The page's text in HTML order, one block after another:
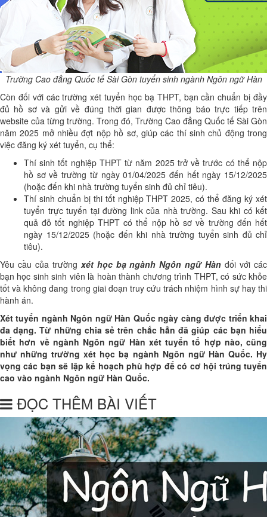
Trường Cao đẳng Quốc tế Sài Gòn tuyển sinh ngành Ngôn ngữ Hàn
Còn đối với các trường xét tuyển học bạ THPT, bạn cần chuẩn bị đầy
đủ hồ sơ và gửi về đúng thời gian được thông báo trực tiếp trên
website của từng trường. Trong đó, Trường Cao đẳng Quốc tế Sài Gòn
năm 2025 mở nhiều đợt nộp hồ sơ, giúp các thí sinh chủ động trong
việc đăng ký xét tuyển, cụ thể:
Thí sinh tốt nghiệp THPT từ năm 2025 trở về trước có thể nộp
hồ sơ về trường từ ngày 01/04/2025 đến hết ngày 15/12/2025
(hoặc đến khi nhà trường tuyển sinh đủ chỉ tiêu).
Thí sinh chuẩn bị thi tốt nghiệp THPT 2025, có thể đăng ký xét
tuyển trực tuyến tại đường link của nhà trường. Sau khi có kết
quả đỗ tốt nghiệp THPT có thể nộp hồ sơ về trường đến hết
ngày 15/12/2025 (hoặc đến khi nhà trường tuyển sinh đủ chỉ
tiêu).
Yêu cầu của trường xét học bạ ngành Ngôn ngữ Hàn đối với các
bạn học sinh sinh viên là hoàn thành chương trình THPT, có sức khỏe
tốt và không đang trong giai đoạn truy cứu trách nhiệm hình sự hay thi
hành án.
Xét tuyển ngành Ngôn ngữ Hàn Quốc ngày càng được triển khai
đa dạng. Từ những chia sẻ trên chắc hẳn đã giúp các bạn hiểu
biết hơn về ngành Ngôn ngữ Hàn xét tuyển tổ hợp nào, cũng
như những trường xét học bạ ngành Ngôn ngữ Hàn Quốc. Hy
vọng các bạn sẽ lập kế hoạch phù hợp để có cơ hội trúng tuyển
cao vào ngành Ngôn ngữ Hàn Quốc.
ĐỌC THÊM BÀI VIẾT